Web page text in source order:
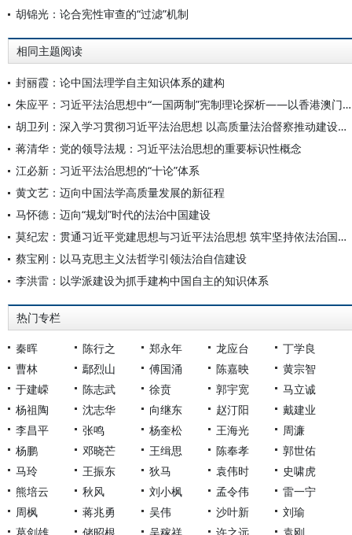
胡锦光：论合宪性审查的“过滤”机制
相同主题阅读
封丽霞：论中国法理学自主知识体系的建构
朱应平：习近平法治思想中“一国两制”宪制理论探析——以香港澳门特区依法治理为例
胡卫列：深入学习贯彻习近平法治思想 以高质量法治督察推动建设更高水平社会主义法治国家
蒋清华：党的领导法规：习近平法治思想的重要标识性概念
江必新：习近平法治思想的“十论”体系
黄文艺：迈向中国法学高质量发展的新征程
马怀德：迈向“规划”时代的法治中国建设
莫纪宏：贯通习近平党建思想与习近平法治思想 筑牢坚持依法治国和依规治党有机统一的理论根基
蔡宝刚：以马克思主义法哲学引领法治自信建设
李洪雷：以学派建设为抓手建构中国自主的知识体系
热门专栏
秦晖 陈行之 郑永年 龙应台
丁学良
曹林
鄢烈山 傅国涌 陈嘉映
黄宗智
于建嵘
陈志武 徐贲 郭宇宽
马立诚
杨祖陶
沈志华 向继东 赵汀阳
戴建业
李昌平
张鸣 杨奎松 王海光
周濂
杨鹏
邓晓芒 王缉思 陈奉孝
郭世佑
马玲
王振东 狄马 袁伟时
史啸虎
熊培云
秋风 刘小枫 孟令伟
雷一宁
周枫
蒋兆勇 吴伟 沙叶新
刘瑜